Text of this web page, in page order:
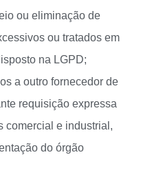
ou eliminação de
ou tratados em
na LGPD;
a outro fornecedor de
requisição expressa
comercial e industrial,
do órgão